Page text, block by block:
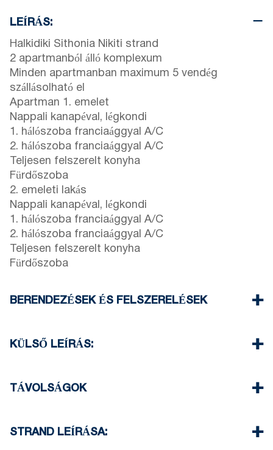
LEÍRÁS:
Halkidiki Sithonia Nikiti strand
2 apartmanból álló komplexum
Minden apartmanban maximum 5 vendég
szállásolható el
Apartman 1. emelet
Nappali kanapéval, légkondi
1. hálószoba franciaággyal A/C
2. hálószoba franciaággyal A/C
Teljesen felszerelt konyha
Fürdőszoba
2. emeleti lakás
Nappali kanapéval, légkondi
1. hálószoba franciaággyal A/C
2. hálószoba franciaággyal A/C
Teljesen felszerelt konyha
Fürdőszoba
BERENDEZÉSEK ÉS FELSZERELÉSEK
Légkondíciónálás
Mosógép
KÜLSŐ LEÍRÁS:
Parkolni a komplexum előtti utcában van lehetőség
TÁVOLSÁGOK
Faluközpont 400 m
STRAND LEÍRÁSA: